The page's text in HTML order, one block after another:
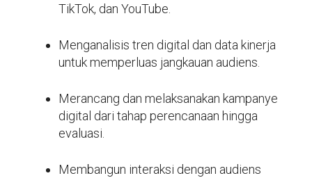
TikTok, dan YouTube.
Menganalisis tren digital dan data kinerja
untuk memperluas jangkauan audiens.
Merancang dan melaksanakan kampanye
digital dari tahap perencanaan hingga
evaluasi.
Membangun interaksi dengan audiens